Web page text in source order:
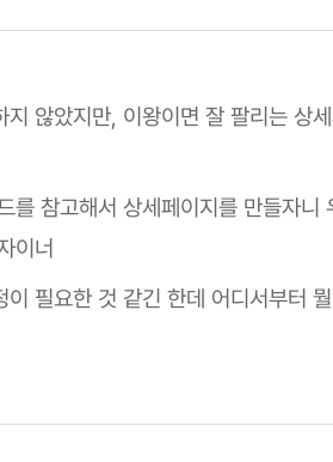
지 않았지만, 이왕이면 잘 팔리는 상
를 참고해서 상세페이지를 만들자니
이너
이 필요한 것 같긴 한데 어디서부터